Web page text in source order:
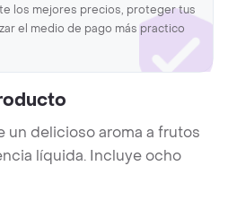
los mejores precios, proteger tus
el medio de pago más practico
un delicioso aroma a frutos
líquida. Incluye ocho